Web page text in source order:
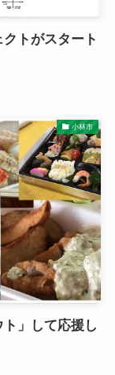
トがスタート
小林市
」して応援し